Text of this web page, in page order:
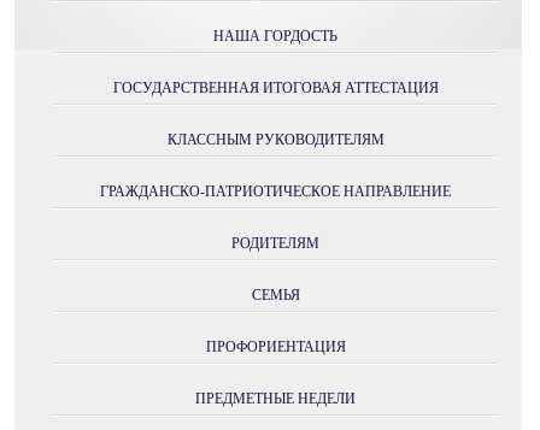
НАША ГОРДОСТЬ
ГОСУДАРСТВЕННАЯ ИТОГОВАЯ АТТЕСТАЦИЯ
КЛАССНЫМ РУКОВОДИТЕЛЯМ
ГРАЖДАНСКО-ПАТРИОТИЧЕСКОЕ НАПРАВЛЕНИЕ
РОДИТЕЛЯМ
СЕМЬЯ
ПРОФОРИЕНТАЦИЯ
ПРЕДМЕТНЫЕ НЕДЕЛИ